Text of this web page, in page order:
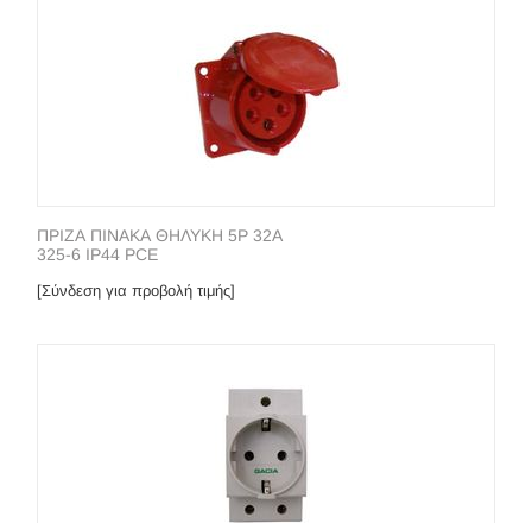
ΠΡΙΖΑ ΠΙΝΑΚΑ ΘΗΛΥΚΗ 5P 32A
325-6 IP44 PCE
[Σύνδεση για προβολή τιμής]